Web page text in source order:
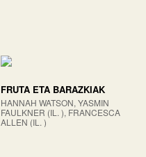
FRUTA ETA BARAZKIAK
HANNAH WATSON, YASMIN
FAULKNER (IL. ), FRANCESCA
ALLEN (IL. )